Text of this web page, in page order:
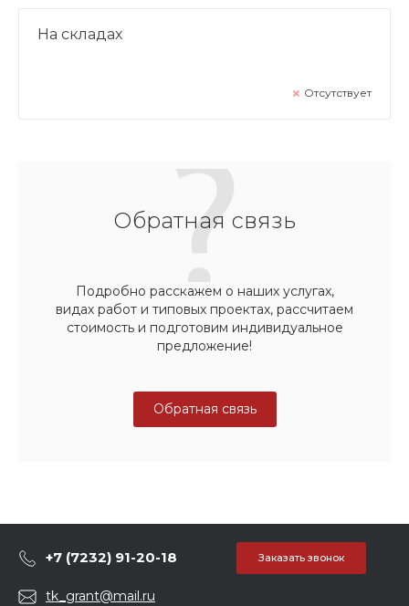
На складах
Отсутствует
Обратная связь
Подробно расскажем о наших услугах,
видах работ и типовых проектах, рассчитаем
стоимость и подготовим индивидуальное
предложение!
Обратная связь
+7 (7232) 91-20-18 Заказать звонок
tk_grant@mail.ru